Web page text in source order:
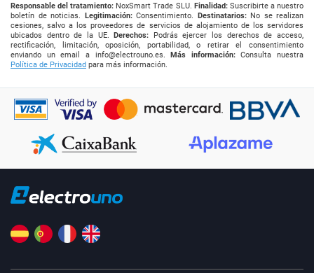
Responsable del tratamiento: NoxSmart Trade SLU. Finalidad:Suscribirte a nuestro
boletín de noticias. Legitimación:Consentimiento. Destinatarios:No se realizan
cesiones, salvo a los proveedores de servicios de alojamiento de los servidores
ubicados dentro de la UE.Derechos: Podrás ejercer los derechos de acceso,
rectificación, limitación, oposición, portabilidad, o retirar el consentimiento
enviando un email a info@electrouno.es.Más información:Consulta nuestra
Política de Privacidad para más información.